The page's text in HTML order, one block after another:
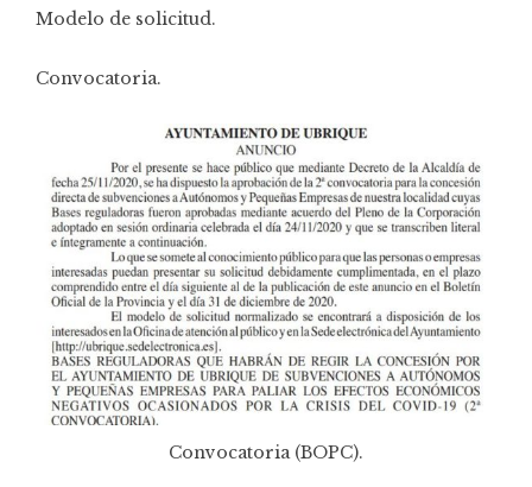
Modelo de solicitud.
Convocatoria.
Convocatoria (BOPC).